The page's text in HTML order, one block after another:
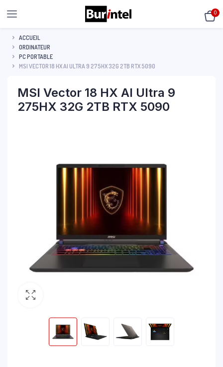
0
ACCUEIL
ORDINATEUR
PC PORTABLE
MSI VECTOR 18 HX AI ULTRA 9 275HX 32G 2TB RTX 5090
MSI Vector 18 HX AI Ultra 9
275HX 32G 2TB RTX 5090